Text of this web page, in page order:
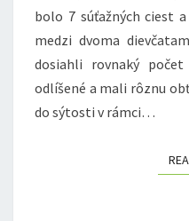
bolo 7 súťažných ciest
medzi dvoma
dosiahli rovnaký
odlíšené a mali rôznu
do sýtosti v rámci…